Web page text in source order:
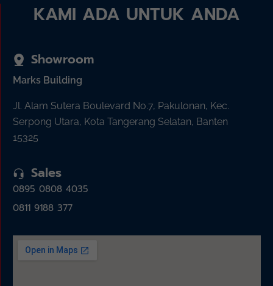
KAMI ADA UNTUK ANDA
Showroom
Marks Building
Jl. Alam Sutera Boulevard No.7, Pakulonan, Kec.
Serpong Utara, Kota Tangerang Selatan, Banten
15325
Sales
0895 0808 4035
0811 9188 377